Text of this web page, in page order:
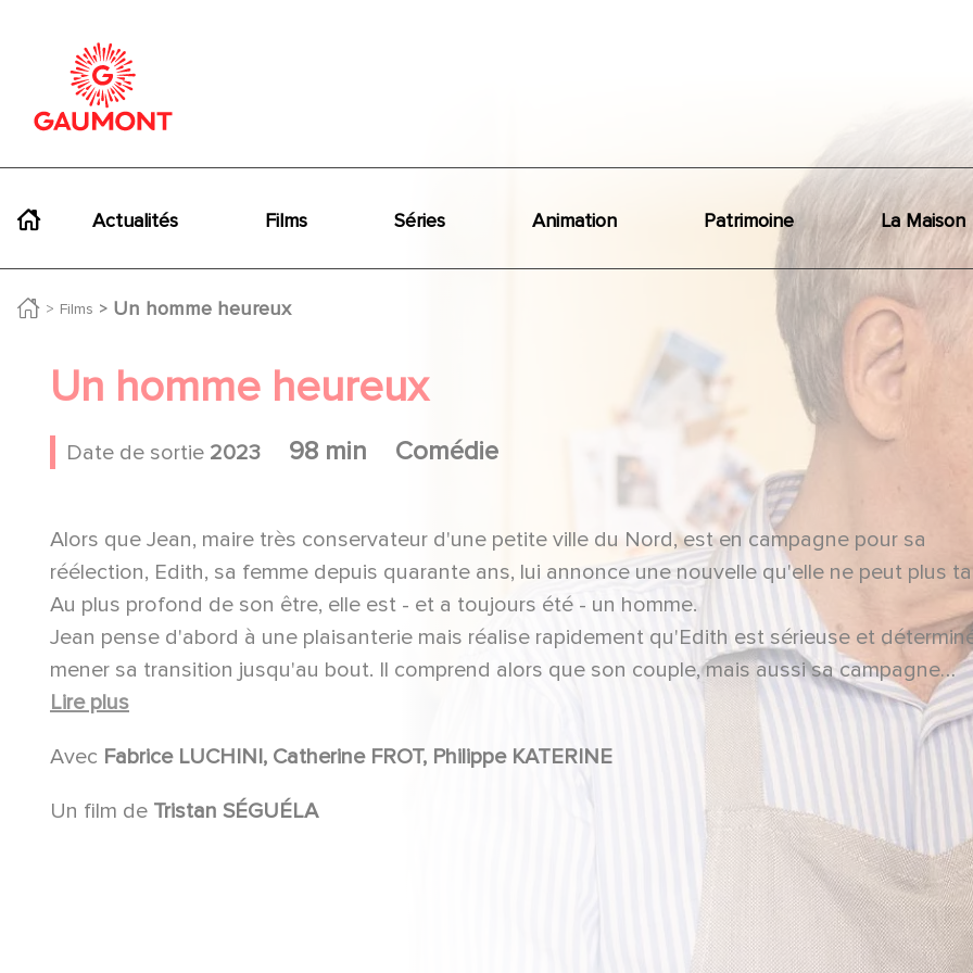
Actualités Films Séries Animation Patrimoine La Maison
Films Un homme heureux
Un homme heureux
Date de sortie 2023 98 min Comédie
Alors que Jean, maire très conservateur d'une petite ville du Nord, est en campagne pour sa
réélection, Edith, sa femme depuis quarante ans, lui annonce une nouvelle qu'elle ne peut plus
Au plus profond de son être, elle est - et a toujours été - un homme.
Jean pense d'abord à une plaisanterie mais réalise rapidement qu'Edith est sérieuse et
mener sa transition jusqu'au bout. Il comprend alors que son couple, mais aussi sa campagne
électorale, risquent d'être sacrément chamboulés...
Lire plus
Avec Fabrice LUCHINI, Catherine FROT, Philippe KATERINE
Un film de Tristan SÉGUÉLA